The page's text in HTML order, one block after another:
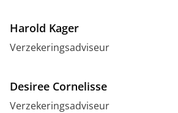
Harold Kager
Verzekeringsadviseur
Desiree Cornelisse
Verzekeringsadviseur